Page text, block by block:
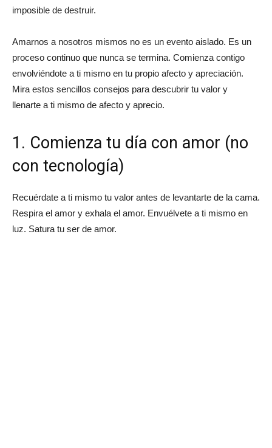
imposible de destruir.
Amarnos a nosotros mismos no es un evento aislado. Es un
proceso continuo que nunca se termina. Comienza contigo
envolviéndote a ti mismo en tu propio afecto y apreciación.
Mira estos sencillos consejos para descubrir tu valor y
llenarte a ti mismo de afecto y aprecio.
1. Comienza tu día con amor (no
con tecnología)
Recuérdate a ti mismo tu valor antes de levantarte de la cama.
Respira el amor y exhala el amor. Envuélvete a ti mismo en
luz. Satura tu ser de amor.